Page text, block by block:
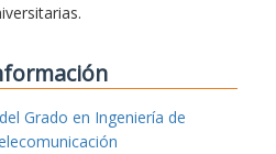
Grado en Ingeniería de